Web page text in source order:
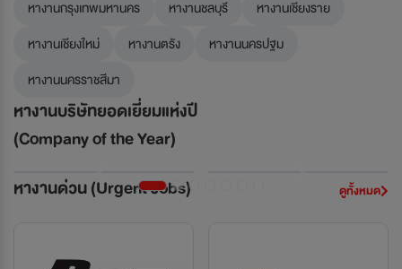
หางานกรุงเทพมหานคร
หางานชลบุรี
หางานเชียงราย
หางานเชียงใหม่
หางานตรัง
หางานนครปฐม
หางานนครราชสีมา
หางานบริษัทยอดเยี่ยมแห่งปี
(Company of the Year)
Previous
หางานด่วน (Urgent Jobs) ดูทั้งหมด